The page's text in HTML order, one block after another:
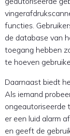
functies.
de database van
toegang hebben
te hoeven
Daarnaast biedt
Als iemand
ongeautoriseerde
er een luid alarm
en geeft de